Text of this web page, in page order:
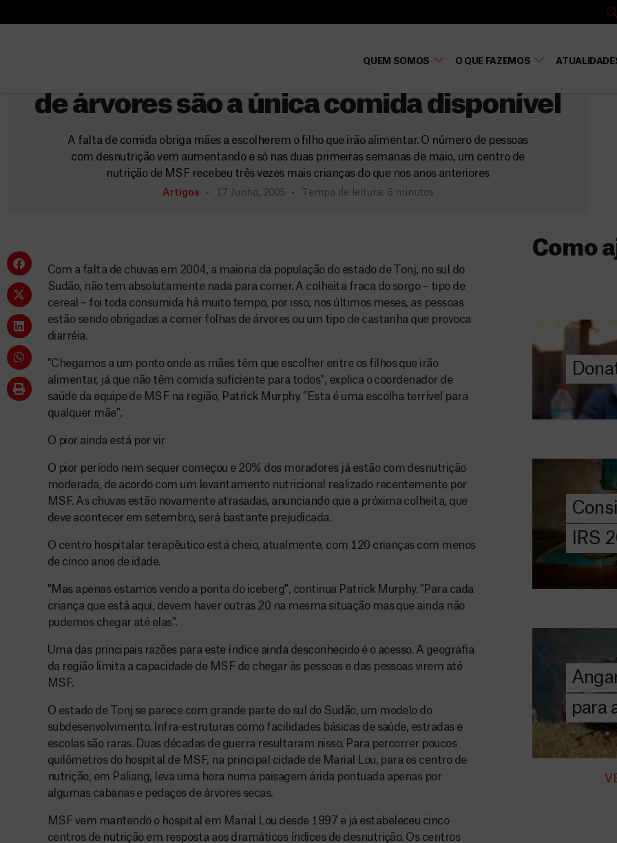
QUEM SOMOS O QUE FAZEMOS
c
a
r
Fome atinge o sul do Sudão, onde folhas
de árvores são a única comida disponível
A falta de comida obriga mães a escolherem o filho que irão alimentar. O número de pessoas
com desnutrição vem aumentando e só nas duas primeiras semanas de maio, um centro de
nutrição de MSF recebeu três vezes mais crianças do que nos anos anteriores
Artigos 17 Junho, 2005 Tempo de leitura: 6 minutos
Com a falta de chuvas em 2004, a maioria da população do estado de Tonj, no sul do
Sudão, não tem absolutamente nada para comer. A colheita fraca do sorgo – tipo de
cereal – foi toda consumida há muito tempo, por isso, nos últimos meses, as pessoas
estão sendo obrigadas a comer folhas de árvores ou um tipo de castanha que provoca
diarréia.
"Chegamos a um ponto onde as mães têm que escolher entre os filhos que irão
alimentar, já que não têm comida suficiente para todos", explica o coordenador de
saúde da equipe de MSF na região, Patrick Murphy. "Esta é uma escolha terrível para
qualquer mãe".
O pior ainda está por vir
O pior período nem sequer começou e 20% dos moradores já estão com desnutrição
moderada, de acordo com um levantamento nutricional realizado recentemente por
MSF. As chuvas estão novamente atrasadas, anunciando que a próxima colheita, que
deve acontecer em setembro, será bastante prejudicada.
O centro hospitalar terapêutico está cheio, atualmente, com 120 crianças com menos
de cinco anos de idade.
"Mas apenas estamos vendo a ponta do iceberg", continua Patrick Murphy. "Para cada
criança que está aqui, devem haver outras 20 na mesma situação mas que ainda não
pudemos chegar até elas".
Uma das principais razões para este índice ainda desconhecido é o acesso. A geografia
da região limita a capacidade de MSF de chegar às pessoas e das pessoas virem até
MSF.
O estado de Tonj se parece com grande parte do sul do Sudão, um modelo do
subdesenvolvimento. Infra-estruturas como facilidades básicas de saúde, estradas e
escolas são raras. Duas décadas de guerra resultaram nisso. Para percorrer poucos
quilômetros do hospital de MSF, na principal cidade de Marial Lou, para os centro de
nutrição, em Paliang, leva uma hora numa paisagem árida pontuada apenas por
algumas cabanas e pedaços de árvores secas.
MSF vem mantendo o hospital em Marial Lou desde 1997 e já estabeleceu cinco
centros de nutrição em resposta aos dramáticos índices de desnutrição. Os centros
Como
ajuda-nos a
a quem mais
DOE
AGORA
IRS
Saiba tudo
IRS: o que é,
preencher, e
MSF com o
DOE
AGORA
para
Angarie
A MSF
chegar
humanitária
DOE
AGORA
a
r